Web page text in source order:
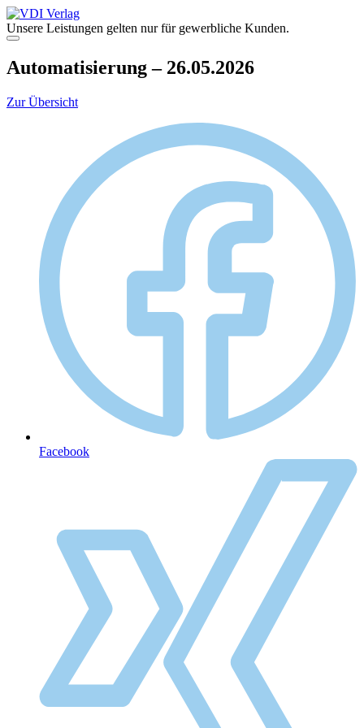
Zum
Inhalt
springen
Unsere Leistungen gelten nur für gewerbliche Kunden.
Menü
Automatisierung – 26.05.2026
Zur Übersicht
Facebook